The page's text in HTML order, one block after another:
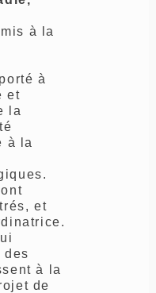
à la
à
et
la
à la
et
des
à la
de